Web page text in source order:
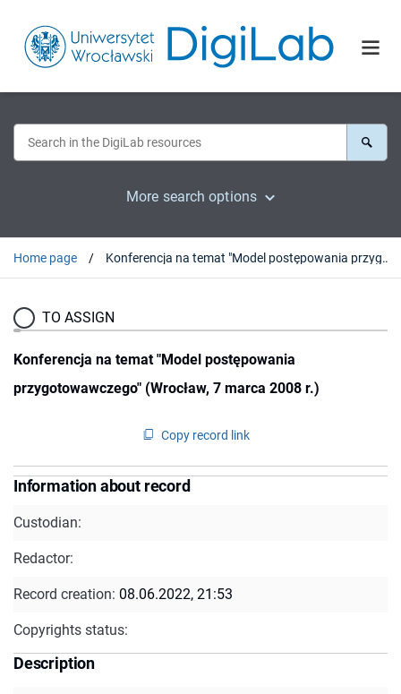
More search options
Home page Konferencja na temat "Model postępowania przygotowawczego" (Wrocław, 7 marca 2008 r.)
TO ASSIGN
Konferencja na temat "Model postępowania
przygotowawczego" (Wrocław, 7 marca 2008 r.)
Copy record link
Information about record
Custodian:
Redactor:
Record creation: 08.06.2022, 21:53
Copyrights status:
Description